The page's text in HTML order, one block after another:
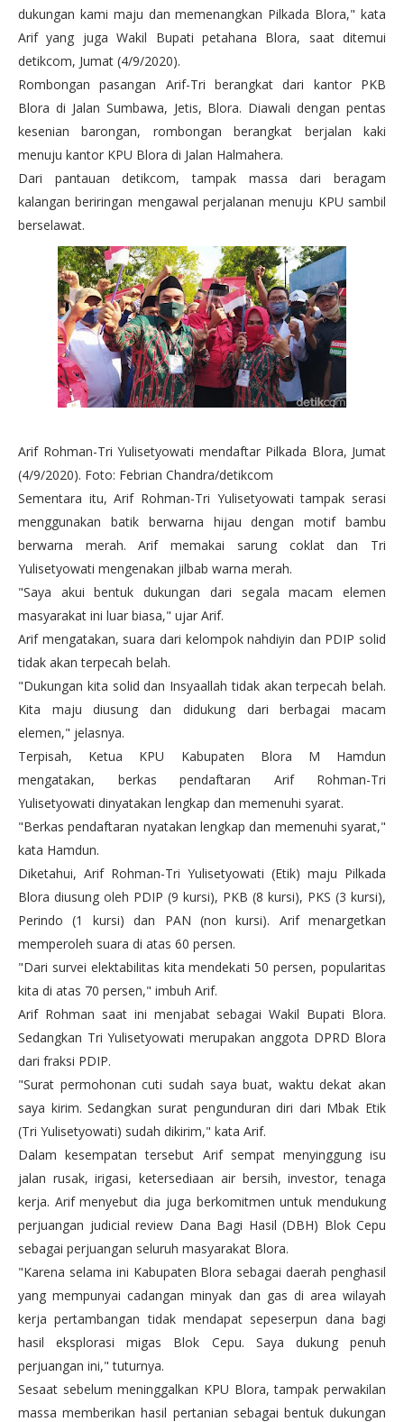
dukungan kami maju dan memenangkan Pilkada Blora," kata
Arif yang juga Wakil Bupati petahana Blora, saat ditemui
detikcom, Jumat (4/9/2020).
Rombongan pasangan Arif-Tri berangkat dari kantor PKB
Blora di Jalan Sumbawa, Jetis, Blora. Diawali dengan pentas
kesenian barongan, rombongan berangkat berjalan kaki
menuju kantor KPU Blora di Jalan Halmahera.
Dari pantauan detikcom, tampak massa dari beragam
kalangan beriringan mengawal perjalanan menuju KPU sambil
berselawat.
Arif Rohman-Tri Yulisetyowati mendaftar Pilkada Blora, Jumat
(4/9/2020). Foto: Febrian Chandra/detikcom
Sementara itu, Arif Rohman-Tri Yulisetyowati tampak serasi
menggunakan batik berwarna hijau dengan motif bambu
berwarna merah. Arif memakai sarung coklat dan Tri
Yulisetyowati mengenakan jilbab warna merah.
"Saya akui bentuk dukungan dari segala macam elemen
masyarakat ini luar biasa," ujar Arif.
Arif mengatakan, suara dari kelompok nahdiyin dan PDIP solid
tidak akan terpecah belah.
"Dukungan kita solid dan Insyaallah tidak akan terpecah belah.
Kita maju diusung dan didukung dari berbagai macam
elemen," jelasnya.
Terpisah, Ketua KPU Kabupaten Blora M Hamdun
mengatakan, berkas pendaftaran Arif Rohman-Tri
Yulisetyowati dinyatakan lengkap dan memenuhi syarat.
"Berkas pendaftaran nyatakan lengkap dan memenuhi syarat,"
kata Hamdun.
Diketahui, Arif Rohman-Tri Yulisetyowati (Etik) maju Pilkada
Blora diusung oleh PDIP (9 kursi), PKB (8 kursi), PKS (3 kursi),
Perindo (1 kursi) dan PAN (non kursi). Arif menargetkan
memperoleh suara di atas 60 persen.
"Dari survei elektabilitas kita mendekati 50 persen, popularitas
kita di atas 70 persen," imbuh Arif.
Arif Rohman saat ini menjabat sebagai Wakil Bupati Blora.
Sedangkan Tri Yulisetyowati merupakan anggota DPRD Blora
dari fraksi PDIP.
"Surat permohonan cuti sudah saya buat, waktu dekat akan
saya kirim. Sedangkan surat pengunduran diri dari Mbak Etik
(Tri Yulisetyowati) sudah dikirim," kata Arif.
Dalam kesempatan tersebut Arif sempat menyinggung isu
jalan rusak, irigasi, ketersediaan air bersih, investor, tenaga
kerja. Arif menyebut dia juga berkomitmen untuk mendukung
perjuangan judicial review Dana Bagi Hasil (DBH) Blok Cepu
sebagai perjuangan seluruh masyarakat Blora.
"Karena selama ini Kabupaten Blora sebagai daerah penghasil
yang mempunyai cadangan minyak dan gas di area wilayah
kerja pertambangan tidak mendapat sepeserpun dana bagi
hasil eksplorasi migas Blok Cepu. Saya dukung penuh
perjuangan ini," tuturnya.
Sesaat sebelum meninggalkan KPU Blora, tampak perwakilan
massa memberikan hasil pertanian sebagai bentuk dukungan